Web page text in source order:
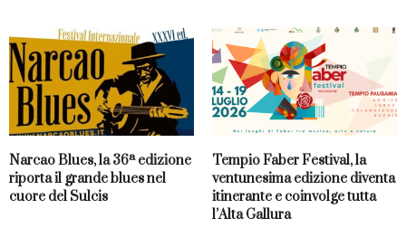
Narcao Blues, la 36ª edizione
riporta il grande blues nel
cuore del Sulcis
Tempio Faber Festival, la
ventunesima edizione diventa
itinerante e coinvolge tutta
l’Alta Gallura